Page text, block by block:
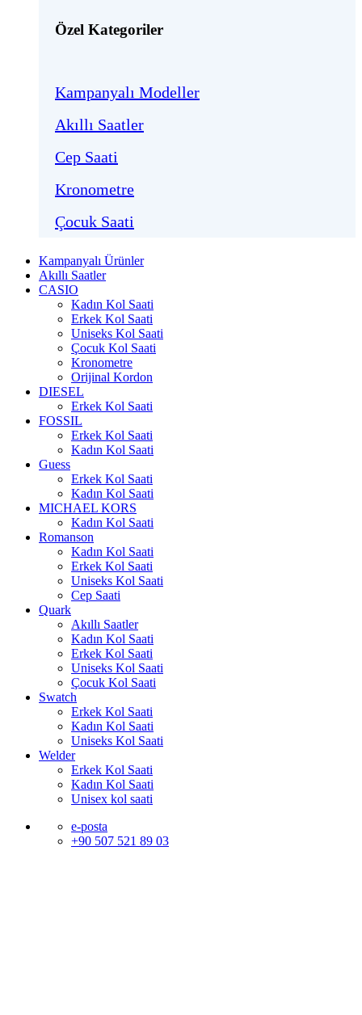
Özel Kategoriler
Kampanyalı Modeller
Akıllı Saatler
Cep Saati
Kronometre
Çocuk Saati
Kampanyalı Ürünler
Akıllı Saatler
CASIO
Kadın Kol Saati
Erkek Kol Saati
Uniseks Kol Saati
Çocuk Kol Saati
Kronometre
Orijinal Kordon
DIESEL
Erkek Kol Saati
FOSSIL
Erkek Kol Saati
Kadın Kol Saati
Guess
Erkek Kol Saati
Kadın Kol Saati
MICHAEL KORS
Kadın Kol Saati
Romanson
Kadın Kol Saati
Erkek Kol Saati
Uniseks Kol Saati
Cep Saati
Quark
Akıllı Saatler
Kadın Kol Saati
Erkek Kol Saati
Uniseks Kol Saati
Çocuk Kol Saati
Swatch
Erkek Kol Saati
Kadın Kol Saati
Uniseks Kol Saati
Welder
Erkek Kol Saati
Kadın Kol Saati
Unisex kol saati
e-posta
+90 507 521 89 03